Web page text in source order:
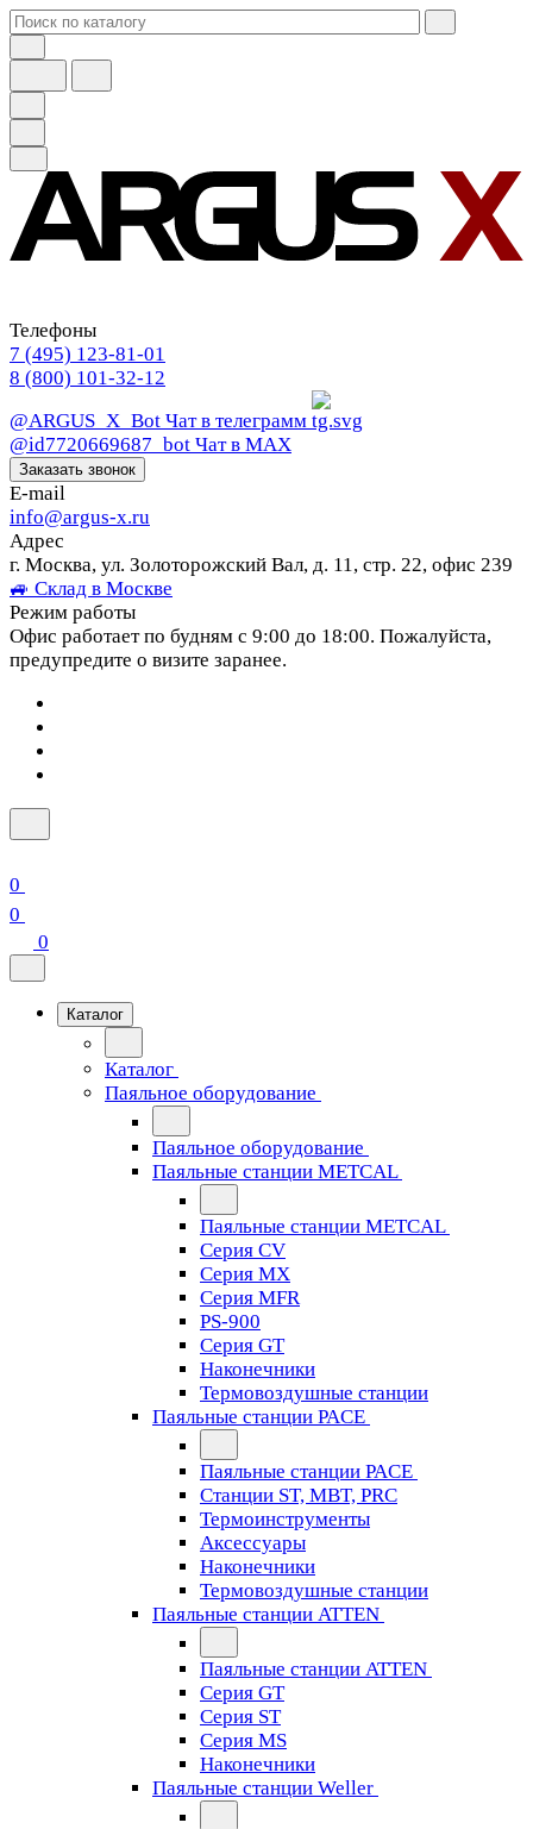
Телефоны
7 (495) 123-81-01
8 (800) 101-32-12
@ARGUS_X_Bot Чат в телеграмм
@id7720669687_bot Чат в МАХ
Заказать звонок
E-mail
info@argus-x.ru
Адрес
г. Москва, ул. Золоторожский Вал, д. 11, стр. 22, офис 239
🚙 Склад в Москве
Режим работы
Офис работает по будням с 9:00 до 18:00. Пожалуйста,
предупредите о визите заранее.
0
0
0
Каталог
Каталог
Паяльное оборудование
Паяльное оборудование
Паяльные станции METCAL
Паяльные станции METCAL
Серия CV
Серия MX
Серия MFR
PS-900
Серия GT
Наконечники
Термовоздушные станции
Паяльные станции PACE
Паяльные станции PACE
Станции ST, MBT, PRC
Термоинструменты
Аксессуары
Наконечники
Термовоздушные станции
Паяльные станции ATTEN
Паяльные станции ATTEN
Серия GT
Серия ST
Серия MS
Наконечники
Паяльные станции Weller